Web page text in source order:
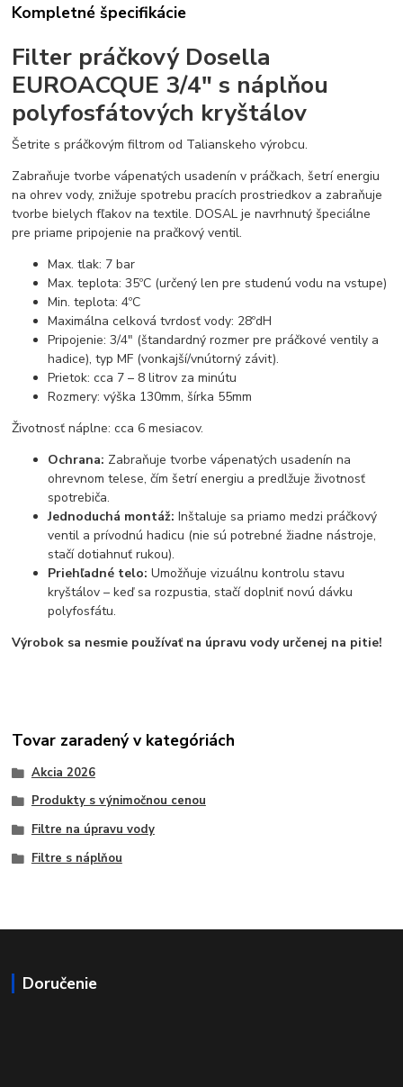
Kompletné špecifikácie
Filter práčkový Dosella
EUROACQUE 3/4" s náplňou
polyfosfátových kryštálov
Šetrite s práčkovým filtrom od Talianskeho výrobcu.
Zabraňuje tvorbe vápenatých usadenín v práčkach, šetrí energiu
na ohrev vody, znižuje spotrebu pracích prostriedkov a zabraňuje
tvorbe bielych fľakov na textile. DOSAL je navrhnutý špeciálne
pre priame pripojenie na pračkový ventil.
Max. tlak: 7 bar
Max. teplota: 35ºC (určený len pre studenú vodu na vstupe)
Min. teplota: 4ºC
Maximálna celková tvrdosť vody: 28ºdH
Pripojenie: 3/4" (štandardný rozmer pre práčkové ventily a
hadice), typ MF (vonkajší/vnútorný závit).
Prietok: cca 7 – 8 litrov za minútu
Rozmery: výška 130mm, šírka 55mm
Životnosť náplne: cca 6 mesiacov.
Ochrana: Zabraňuje tvorbe vápenatých usadenín na
ohrevnom telese, čím šetrí energiu a predlžuje životnosť
spotrebiča.
Jednoduchá montáž: Inštaluje sa priamo medzi práčkový
ventil a prívodnú hadicu (nie sú potrebné žiadne nástroje,
stačí dotiahnuť rukou).
Priehľadné telo: Umožňuje vizuálnu kontrolu stavu
kryštálov – keď sa rozpustia, stačí doplniť novú dávku
polyfosfátu.
Výrobok sa nesmie používať na úpravu vody určenej na pitie!
Tovar zaradený v kategóriách
Akcia 2026
Produkty s výnimočnou cenou
Filtre na úpravu vody
Filtre s náplňou
Doručenie